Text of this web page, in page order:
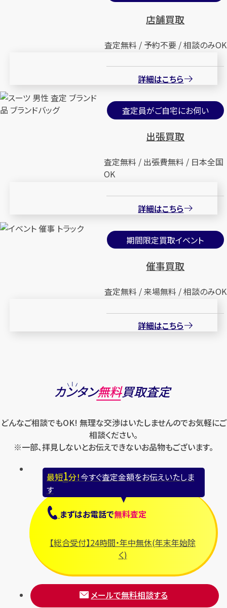
店舗買取
査定無料 / 予約不要 / 相談のみOK
詳細はこちら
査定員がご自宅にお伺い
出張買取
査定無料 / 出張費無料 / 日本全国
OK
詳細はこちら
期間限定買取イベント
催事買取
査定無料 / 来場無料 / 相談のみOK
詳細はこちら
カンタン無料買取査定
どんなご相談でもOK! 無理な交渉はいたしませんのでお気軽にご
相談ください。
※一部、拝見しないとお伝えできないお品物もございます。
最短1分！今すぐ査定金額をお伝えいたしま
す
まずはお電話で無料査定
【総合受付】24時間・年中無休(年末年始除
く)
メールで無料相談する